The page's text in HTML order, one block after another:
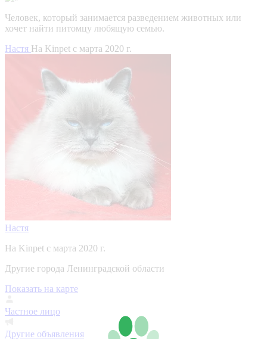
Человек, который занимается разведением животных или
хочет найти питомцу любящую семью.
Настя На Kinpet c марта 2020 г.
Настя
На Kinpet c марта 2020 г.
Другие города Ленинградской области
Показать на карте
Частное лицо
Другие объявления